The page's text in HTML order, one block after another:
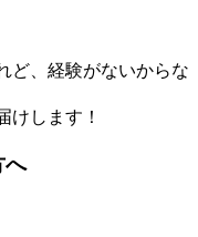
ど、経験がないからな
けします！
へ